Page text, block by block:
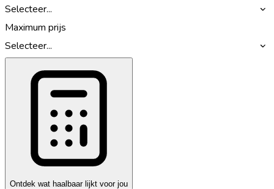
Selecteer...
Maximum prijs
Selecteer...
Ontdek wat haalbaar lijkt voor jou